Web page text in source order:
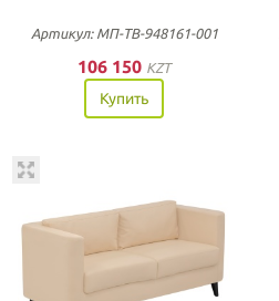
Артикул: МП-ТВ-948161-001
106 150 KZT
Купить